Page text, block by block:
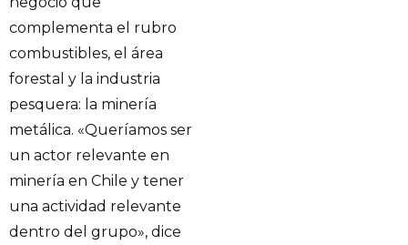
complementa el rubro
combustibles, el área
forestal y la industria
pesquera: la minería
metálica. «Queríamos ser
un actor relevante en
minería en Chile y tener
una actividad relevante
dentro del grupo», dice